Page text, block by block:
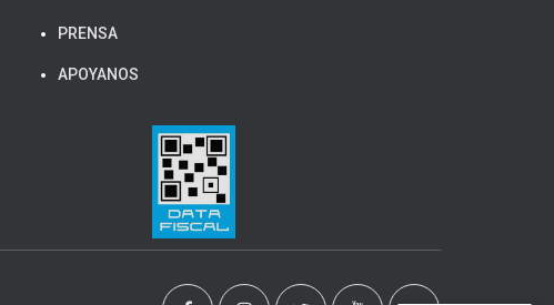
PRENSA
APOYANOS